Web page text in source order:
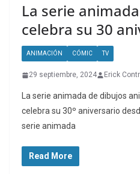
La serie
celebra su 30
ANIMACIÓN CÓMIC TV
29 septiembre, 2024 Erick
La serie animada de dibujos
celebra su 30º aniversario
serie animada
Read More